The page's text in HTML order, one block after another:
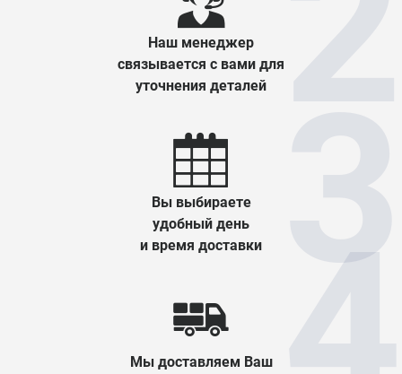
Наш менеджер
связывается с вами для
уточнения деталей
Вы выбираете
удобный день
и время доставки
Мы доставляем Ваш